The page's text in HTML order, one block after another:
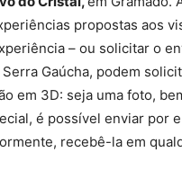
propostas aos
– ou solicitar o
Gaúcha, podem
em 3D: seja uma foto,
é possível enviar por
recebê-la em